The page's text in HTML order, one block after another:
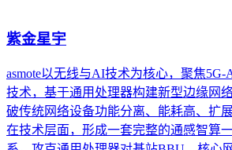
紫金星宇
asmote以无线与AI技术为核心，聚焦
技术，基于通用处理器构建新型边缘网
破传统网络设备功能分离、能耗高、扩
在技术层面，形成一套完整的通感智算